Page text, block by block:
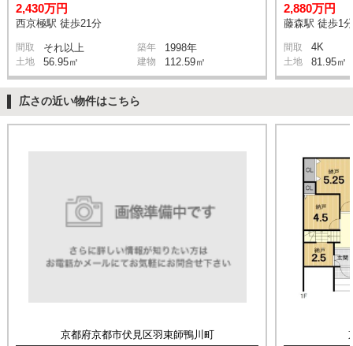
2,430万円
西京極駅 徒歩21分
間取 それ以上 築年 1998年
土地 56.95㎡ 建物 112.59㎡
2,880万円
藤森駅 徒歩1分
間取 4K
土地 81.95㎡
広さの近い物件はこちら
京都府京都市伏見区羽束師鴨川町